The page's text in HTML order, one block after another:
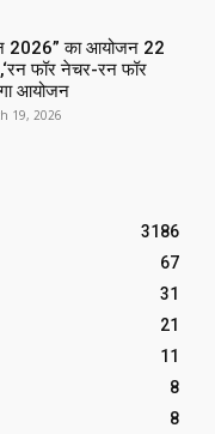
2026” का आयोजन 22
फॉर नेचर-रन फॉर
आयोजन
19, 2026
3186
67
31
21
11
8
8